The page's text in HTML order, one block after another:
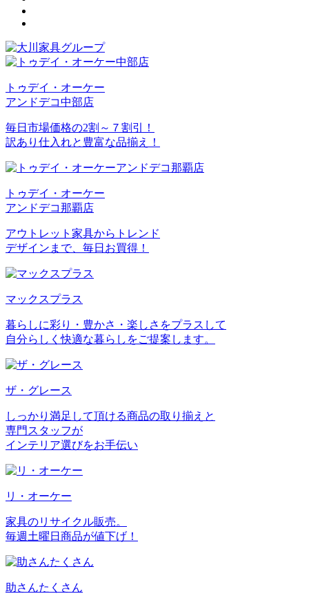
トゥデイ・オーケー
アンドデコ中部店
毎日市場価格の2割～７割引！
訳あり仕入れと豊富な品揃え！
トゥデイ・オーケー
アンドデコ那覇店
アウトレット家具からトレンド
デザインまで、毎日お買得！
マックスプラス
暮らしに彩り・豊かさ・楽しさをプラスして
自分らしく快適な暮らしをご提案します。
ザ・グレース
しっかり満足して頂ける商品の取り揃えと
専門スタッフが
インテリア選びをお手伝い
リ・オーケー
家具のリサイクル販売。
毎週土曜日商品が値下げ！
助さんたくさん